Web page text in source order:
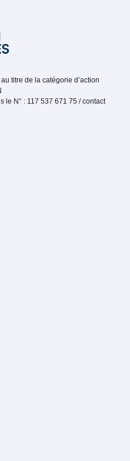
titre de la catégorie d’action
le N° : 117 537 671 75 / contact